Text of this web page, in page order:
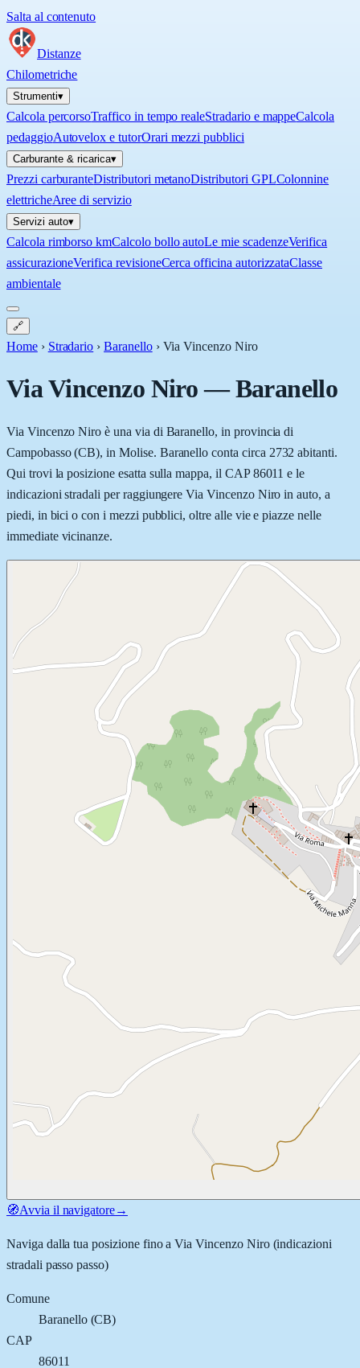
Salta al contenuto
Distanze
Chilometriche
Strumenti▾
Calcola percorsoTraffico in tempo realeStradario e mappeCalcola
pedaggioAutovelox e tutorOrari mezzi pubblici
Carburante & ricarica▾
Prezzi carburanteDistributori metanoDistributori GPLColonnine
elettricheAree di servizio
Servizi auto▾
Calcola rimborso kmCalcolo bollo autoLe mie scadenzeVerifica
assicurazioneVerifica revisioneCerca officina autorizzataClasse
ambientale
🔗
Home › Stradario › Baranello › Via Vincenzo Niro
Via Vincenzo Niro—Baranello
Via Vincenzo Niro è una via di Baranello, in provincia di
Campobasso (CB), in Molise. Baranello conta circa 2732 abitanti.
Qui trovi la posizione esatta sulla mappa, il CAP 86011 e le
indicazioni stradali per raggiungere Via Vincenzo Niro in auto, a
piedi, in bici o con i mezzi pubblici, oltre alle vie e piazze nelle
immediate vicinanze.
🧭Avvia il navigatore→
Naviga dalla tua posizione fino aVia Vincenzo Niro(indicazioni
stradali passo passo)
Comune
Baranello(CB)
CAP
86011